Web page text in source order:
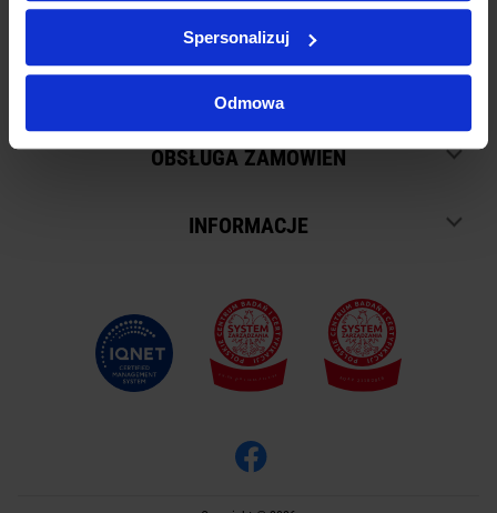
Spersonalizuj
Odmowa
SKLEP
OBSŁUGA ZAMÓWIEŃ
INFORMACJE